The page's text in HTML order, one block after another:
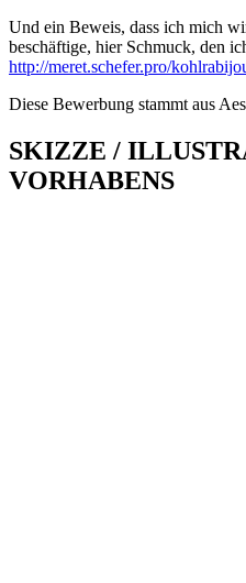
Und ein Beweis, dass ich mich
beschäftige, hier Schmuck, den
http://meret.schefer.pro/
Diese Bewerbung stammt aus
SKIZZE /
VORHABENS